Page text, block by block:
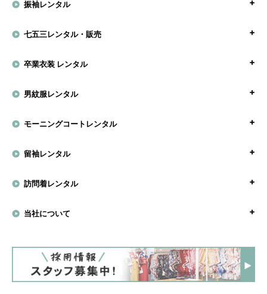
振袖レンタル
七五三レンタル・販売
卒業衣装 レンタル
男紋服レンタル
モーニングコートレンタル
留袖レンタル
訪問着レンタル
当社について